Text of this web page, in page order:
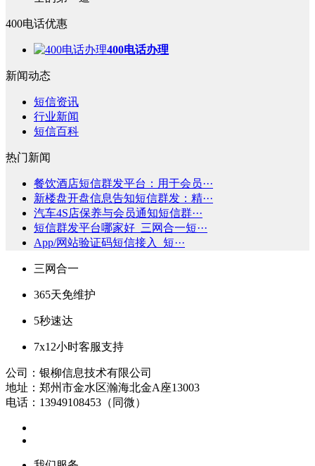
400电话优惠
400电话办理
新闻动态
短信资讯
行业新闻
短信百科
热门新闻
餐饮酒店短信群发平台：用于会员···
新楼盘开盘信息告知短信群发：精···
汽车4S店保养与会员通知短信群···
短信群发平台哪家好_三网合一短···
App/网站验证码短信接入_短···
三网合一
365天免维护
5秒速达
7x12小时客服支持
公司：银柳信息技术有限公司
地址：郑州市金水区瀚海北金A座13003
电话：13949108453（同微）